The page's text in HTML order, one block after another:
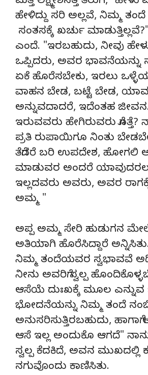
ಹೇಳಿದ್ದು ಸರಿ ಅಲ್ಲವೆ, ನಿಮ್ಮ
ಸಂತಸಕ್ಕೆ ಖರ್ಚು ಮಾಡುತ್ತಿಲ್ಲವೆ?"
ಎಂದೆ. "ಇರಬಹುದು, ನೀವು
ಒಪ್ಪಿದರು, ಅವರ ಭಾವನೆಯನ್ನು
ಏಕೆ ಹೊರೆಸಬೇಕು, ಇರಲು
ವಾಹನ ಬೇಡ, ಬಟ್ಟೆ ಬೇಡ,
ಅನ್ನುವದಾದರೆ, ಇದೆಂತಹ
ಇರುವವರು ಹೇಗಿರುವರು ಗೊತ್ತೆ?
ಪ್ರತಿ ರುಪಾಯಿಗೂ ನಿಂತು
ತೆಗೆದರೆ ಬರಿ ಉಪದೇಶ, ಹೋಗಲಿ
ಮಾಡುವರ ಅಂದರೆ
ಇಲ್ಲದವರು ಅವರು, ಅವರ
ಅಮ್ಮ "
ಅಪ್ಪ ಅಮ್ಮ ಸೇರಿ ಹುಡುಗನ
ಅತಿಯಾಗಿ ಹೊರೆಸಿದ್ದಾರೆ
ನಿಮ್ಮ ತಂದೆಯವರ ಸ್ವಭಾವವೆ
ನೀನು ಅವರಿಗೆ ಸ್ವಲ್ಪ
ಆಸೆಯೆ ದುಃಖಕ್ಕೆ ಮೂಲ ಎನ್ನುವ
ಭೋದನೆಯನ್ನು ನಿಮ್ಮ ತಂದೆ
ಅನುಸರಿಸುತ್ತಿರಬಹುದು,
ಆಸೆ ಇಲ್ಲ ಅಂದುಕೊ ಆಗದೆ"
ಸ್ವಲ್ಪ ಕೆದಕಿದೆ, ಅವನ ಮುಖದಲ್ಲಿ
ನಗುವೊಂದು ಕಾಣಿಸಿತು.